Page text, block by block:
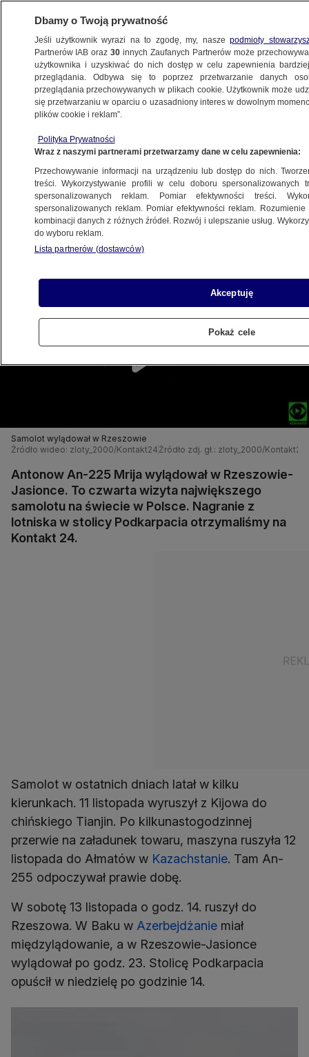
POLSKA
225 Mrija wylądował w Rzeszowie-
Jasionce
14.11.2021, 09:07
Udostępnij
Samolot wylądował w Rzeszowie
Źródło wideo: zloty_2000/Kontakt24 Źródło zdj. gł.: zloty_2000/Kontakt24
Antonow An-225 Mrija wylądował w Rzeszowie-
Jasionce. To czwarta wizyta największego
samolotu na świecie w Polsce. Nagranie z
lotniska w stolicy Podkarpacia otrzymaliśmy na
Kontakt 24.
Samolot w ostatnich dniach latał w kilku
kierunkach. 11 listopada wyruszył z Kijowa do
chińskiego Tianjin. Po kilkunastogodzinnej
przerwie na załadunek towaru, maszyna ruszyła 12
listopada do Ałmatów w Kazachstanie. Tam An-
255 odpoczywał prawie dobę.
W sobotę 13 listopada o godz. 14. ruszył do
Rzeszowa. W Baku w Azerbejdżanie miał
międzylądowanie, a w Rzeszowie-Jasionce
wylądował po godz. 23. Stolicę Podkarpacia
opuścił w niedzielę po godzinie 14.
Dbamy o Twoją prywatność
Jeśli użytkownik wyrazi na to zgodę, my, naszepodmioty
Partnerów IAB oraz30 innych Zaufanych Partnerów może
użytkownika i uzyskiwać do nich dostęp w celu zapewnienia
przeglądania. Odbywa się to poprzez przetwarzanie danych
przeglądania przechowywanych w plikach cookie. Użytkownik może
się przetwarzaniu w oparciu o uzasadniony interes w dowolnym
plików cookie i reklam”.
Polityka Prywatności
Wraz z naszymi partnerami przetwarzamy dane w celu zapewnienia:
Przechowywanie informacji na urządzeniu lub dostęp do nich.
treści. Wykorzystywanie profili w celu doboru spersonalizowanych
spersonalizowanych reklam. Pomiar efektywności treści.
spersonalizowanych reklam. Pomiar efektywności reklam.
kombinacji danych z różnych źródeł. Rozwój i ulepszanie usług.
do wyboru reklam.
Lista partnerów (dostawców)
Akceptuję
Pokaż cele